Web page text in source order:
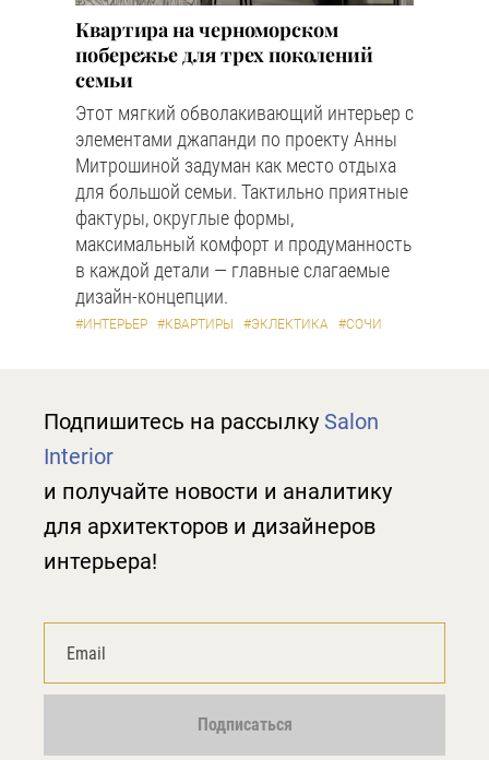
Квартира на черноморском
побережье для трех поколений
семьи
Этот мягкий обволакивающий интерьер с
элементами джапанди по проекту Анны
Митрошиной задуман как место отдыха
для большой семьи. Тактильно приятные
фактуры, округлые формы,
максимальный комфорт и продуманность
в каждой детали — главные слагаемые
дизайн-концепции.
#ИНТЕРЬЕР #КВАРТИРЫ #ЭКЛЕКТИКА #СОЧИ
Подпишитесь на рассылку Salon
Interior
и получайте новости и аналитику
для архитекторов и дизайнеров
интерьера!
Подписаться